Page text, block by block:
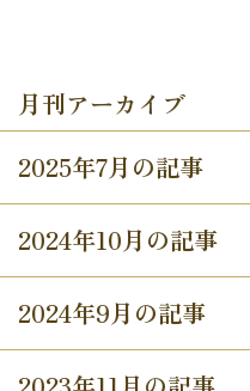
月刊アーカイブ
2025年7月の記事
2024年10月の記事
2024年9月の記事